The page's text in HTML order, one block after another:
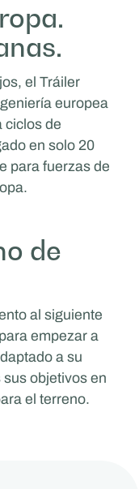
el Tráiler
europea
ciclos de
en solo 20
para fuerzas de
de
al siguiente
empezar a
a su
objetivos en
el terreno.